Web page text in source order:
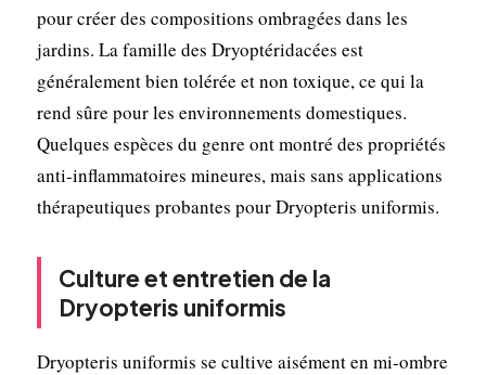
pour créer des compositions ombragées dans les
jardins. La famille des Dryoptéridacées est
généralement bien tolérée et non toxique, ce qui la
rend sûre pour les environnements domestiques.
Quelques espèces du genre ont montré des propriétés
anti-inflammatoires mineures, mais sans applications
thérapeutiques probantes pour Dryopteris uniformis.
Culture et entretien de la
Dryopteris uniformis
Dryopteris uniformis se cultive aisément en mi-ombre